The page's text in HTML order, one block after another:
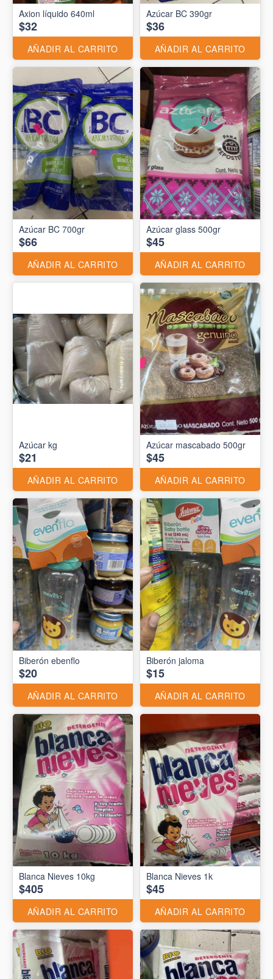
Axion líquido 640ml
$32
AÑADIR AL CARRITO
Azúcar BC 390gr
$36
AÑADIR AL CARRITO
Azúcar BC 700gr
$66
AÑADIR AL CARRITO
Azúcar glass 500gr
$45
AÑADIR AL CARRITO
Azúcar kg
$21
AÑADIR AL CARRITO
Azúcar mascabado 500gr
$45
AÑADIR AL CARRITO
Biberón ebenflo
$20
AÑADIR AL CARRITO
Biberón jaloma
$15
AÑADIR AL CARRITO
Blanca Nieves 10kg
$405
AÑADIR AL CARRITO
Blanca Nieves 1k
$45
AÑADIR AL CARRITO